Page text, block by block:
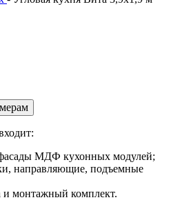
МДФ кухонных модулей;
направляющие, подъемные
и монтажный комплект.